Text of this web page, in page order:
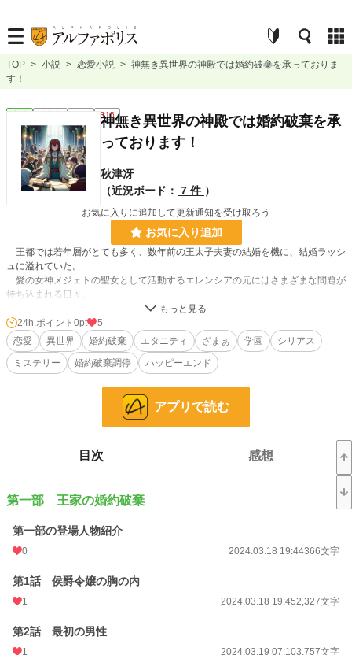
TOP > 小説 > 恋愛小説 > 神無き異世界の神殿では婚約破棄を承っておりま
す！
R15
神無き異世界の神殿では婚約破棄を承
っております！
秋津冴
（近況ボード： 7 件 ）
お気に入りに追加して更新通知を受け取ろう
お気に入り追加
王都では若年層がとても多く、数年前の王太子夫妻の結婚を機に、結婚ラッシ
ュに溢れていた。
愛の女神メジェトの聖女として活動するエレンシアの元にはさまざまな問題が
持ち込まれる日々。
王族から平民や奴隷、はたまた異種族にいたるまでの結婚相談から婚約破棄、
離婚調停まで引き受けて忙しい。
そんな中、第二王子が侯爵令嬢を学院で婚約破棄するという珍事が発生する。
王家と貴族連盟との間に大きな亀裂が入り、現王政への批判が殺到、このまま
では王太子の王位継承も難しいという事態に。
女神の神託があれば、第二王子の婚約破棄も正当化できると王家は考えたの
この世界にもはや信仰すべき主、女神メジェトは存在していないことを。
聖女は「神託」という最終兵器を用いずに、第二王子カップルの離縁を成立さ
だが、婚約破棄の裏には王太子妃と第二王子の秘密の愛が隠されていて――。
他の投稿サイトにも掲載しています。
恋愛
お気に入り 61
24h.ポイント
24h.ポイント 0pt
5
恋愛
異世界 婚約破棄 エタニティ ざまぁ 学園
シリアス
ミステリー
婚約破棄調停 ハッピーエンド
アプリで読む
目次 感想
第一部 王家の婚約破棄
第一部の登場人物紹介
0 2024.03.18 19:44366文字
第1話 侯爵令嬢の胸の内
1 2024.03.18 19:452,327文字
第2話 最初の男性
1 2024.03.19 07:103,757文字